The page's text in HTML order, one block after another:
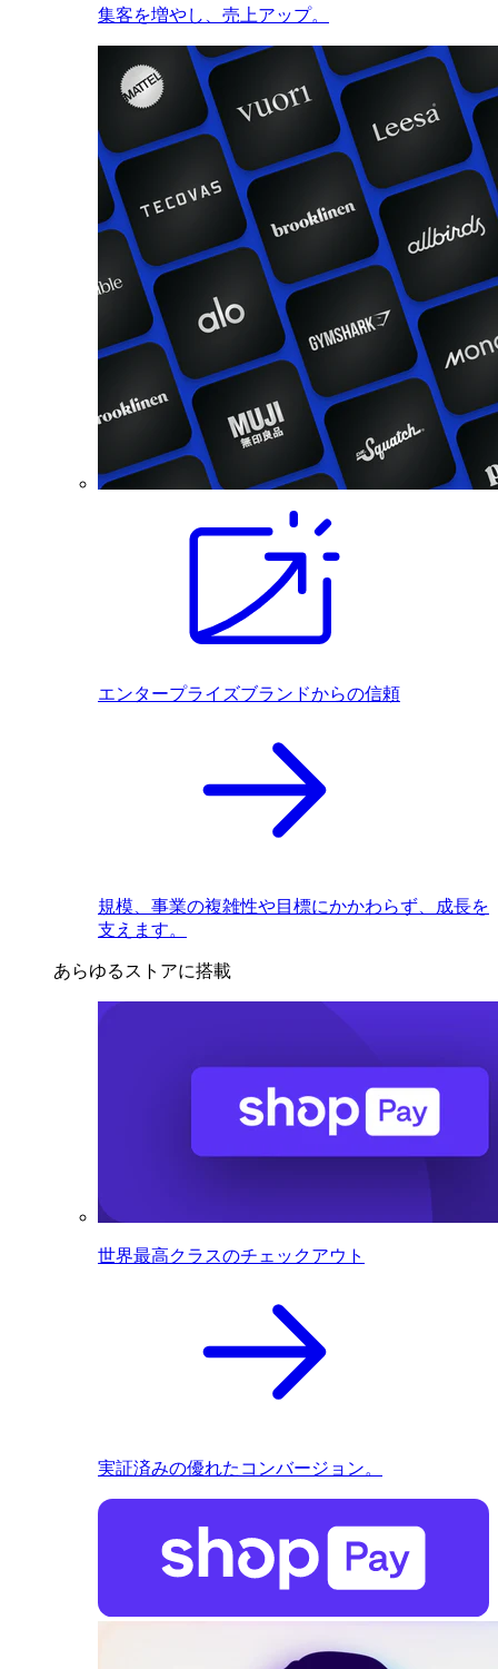
集客を増やし、売上アップ。
エンタープライズブランドからの信頼
規模、事業の複雑性や目標にかかわらず、成長を
支えます。
あらゆるストアに搭載
世界最高クラスのチェックアウト
実証済みの優れたコンバージョン。